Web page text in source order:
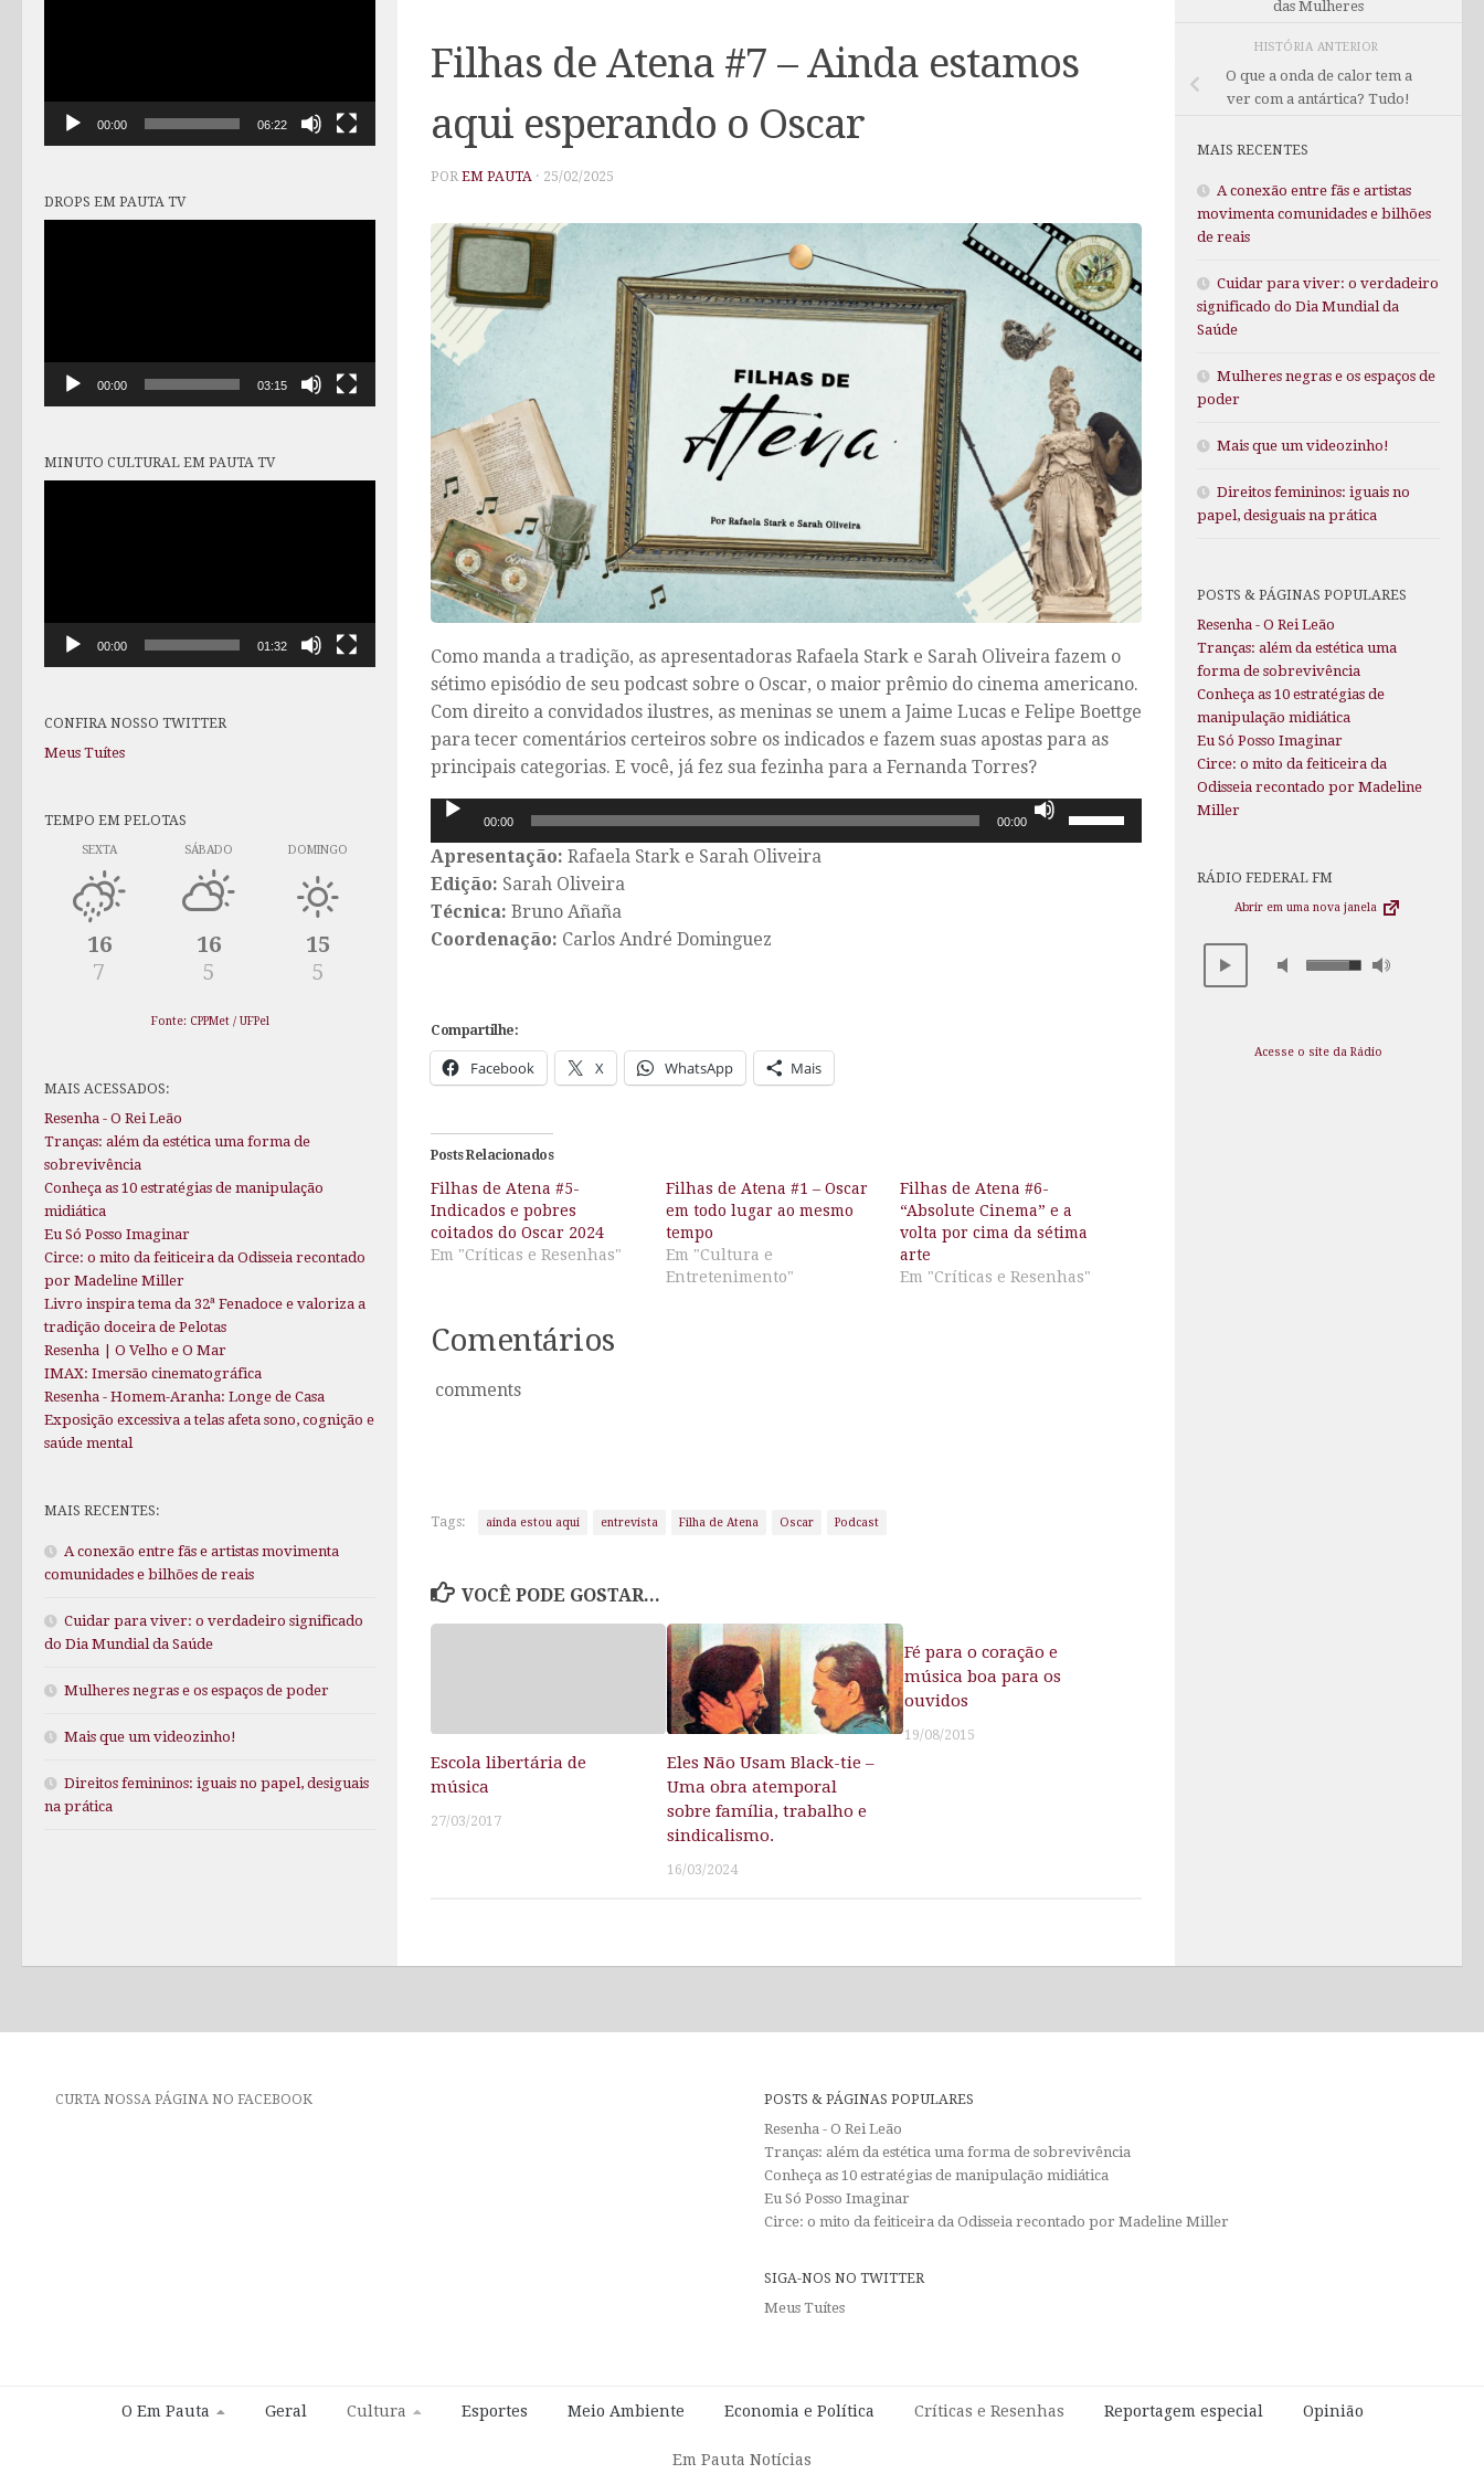
Filhas de Atena #7 – Ainda estamos
aqui esperando o Oscar
POR EM PAUTA · 25/02/2025
Como manda a tradição, as apresentadoras Rafaela Stark e Sarah Oliveira fazem o
sétimo episódio de seu podcast sobre o Oscar, o maior prêmio do cinema americano.
Com direito a convidados ilustres, as meninas se unem a Jaime Lucas e Felipe Boettge
para tecer comentários certeiros sobre os indicados e fazem suas apostas para as
principais categorias. E você, já fez sua fezinha para a Fernanda Torres?
Tocador
de
áudio
00:00 00:00
as
Apresentação: Rafaela Stark e Sarah Oliveira
Edição: Sarah Oliveira
Técnica: Bruno Añaña
Coordenação: Carlos André Dominguez
Compartilhe:
Facebook X WhatsApp Mais
Posts Relacionados
Filhas de Atena #5-
Indicados e pobres
coitados do Oscar 2024
Em "Críticas e Resenhas"
Filhas de Atena #1 – Oscar
em todo lugar ao mesmo
tempo
Em "Cultura e
Entretenimento"
Filhas de Atena #6-
“Absolute Cinema” e a
volta por cima da sétima
arte
Em "Críticas e Resenhas"
Comentários
comments
Tags: ainda estou aqui entrevista Filha de Atena Oscar Podcast
VOCÊ PODE GOSTAR...
Escola libertária de
música
27/03/2017
Eles Não Usam Black-tie –
Uma obra atemporal
sobre família, trabalho e
sindicalismo.
16/03/2024
Fé para o coração e
música boa para os
ouvidos
19/08/2015
00:00 06:22
DROPS EM PAUTA TV
00:00 03:15
MINUTO CULTURAL EM PAUTA TV
00:00 01:32
CONFIRA NOSSO TWITTER
Meus Tuítes
TEMPO EM PELOTAS
SEXTA
16
7
SÁBADO
16
5
DOMINGO
15
5
Fonte: CPPMet / UFPel
MAIS ACESSADOS:
Resenha - O Rei Leão
Tranças: além da estética uma forma de
sobrevivência
Conheça as 10 estratégias de manipulação
midiática
Eu Só Posso Imaginar
Circe: o mito da feiticeira da Odisseia recontado
por Madeline Miller
Livro inspira tema da 32ª Fenadoce e valoriza a
tradição doceira de Pelotas
Resenha | O Velho e O Mar
IMAX: Imersão cinematográfica
Resenha - Homem-Aranha: Longe de Casa
Exposição excessiva a telas afeta sono, cognição e
saúde mental
MAIS RECENTES:
A conexão entre fãs e artistas movimenta
comunidades e bilhões de reais
Cuidar para viver: o verdadeiro significado
do Dia Mundial da Saúde
Mulheres negras e os espaços de poder
Mais que um videozinho!
Direitos femininos: iguais no papel, desiguais
na prática
das Mulheres
HISTÓRIA ANTERIOR
O que a onda de calor tem a
ver com a antártica? Tudo!
MAIS RECENTES
A conexão entre fãs e artistas
movimenta comunidades e bilhões
de reais
Cuidar para viver: o verdadeiro
significado do Dia Mundial da
Saúde
Mulheres negras e os espaços de
poder
Mais que um videozinho!
Direitos femininos: iguais no
papel, desiguais na prática
POSTS & PÁGINAS POPULARES
Resenha - O Rei Leão
Tranças: além da estética uma
forma de sobrevivência
Conheça as 10 estratégias de
manipulação midiática
Eu Só Posso Imaginar
Circe: o mito da feiticeira da
Odisseia recontado por Madeline
Miller
RÁDIO FEDERAL FM
Abrir em uma nova janela
Acesse o site da Rádio
CURTA NOSSA PÁGINA NO FACEBOOK
POSTS & PÁGINAS POPULARES
Resenha - O Rei Leão
Tranças: além da estética uma forma de sobrevivência
Conheça as 10 estratégias de manipulação midiática
Eu Só Posso Imaginar
Circe: o mito da feiticeira da Odisseia recontado por Madeline Miller
SIGA-NOS NO TWITTER
Meus Tuítes
O Em Pauta Geral Cultura Esportes Meio Ambiente Economia e Política Críticas e Resenhas Reportagem especial Opinião
Em Pauta Notícias